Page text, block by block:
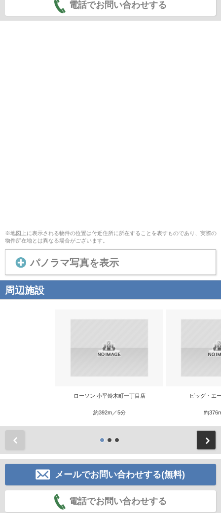
電話でお問い合わせする
※地図上に表示される物件の位置は付近住所に所在することを表すものであり、実際の
物件所在地とは異なる場合がございます。
パノラマ写真を表示
周辺施設
ローソン 小平鈴木町一丁目店
約392m／5分
ビッグ・エ
約
メールでお問い合わせする(無料)
電話でお問い合わせする